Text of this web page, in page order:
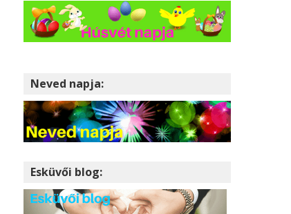
Neved napja:
Esküvői blog: